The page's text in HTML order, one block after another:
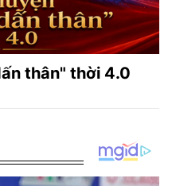
thân" thời 4.0